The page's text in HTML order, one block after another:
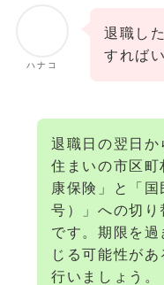
ハナコ
退職し
すれば
退職日の翌日
住まいの市区町
康保険」と「国
号）」への切
です。期限を
じる可能性が
行いましょう。